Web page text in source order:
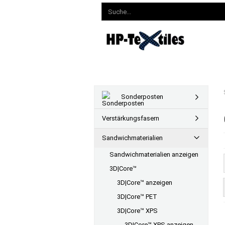
Sonderposten
Verstärkungsfasern
Sandwichmaterialien
Sandwichmaterialien anzeigen
3D|Core™
3D|Core™ anzeigen
3D|Core™ PET
3D|Core™ XPS